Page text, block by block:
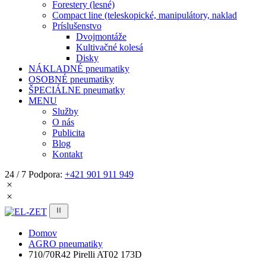
Forestery (lesné)
Compact line (teleskopické, manipulátory, naklad
Príslušenstvo
Dvojmontáže
Kultivačné kolesá
Disky
NÁKLADNÉ pneumatiky
OSOBNÉ pneumatiky
ŠPECIÁLNE pneumatky
MENU
Služby
O nás
Publicita
Blog
Kontakt
24 / 7 Podpora: +421 901 911 949
Domov
AGRO pneumatiky
710/70R42 Pirelli AT02 173D